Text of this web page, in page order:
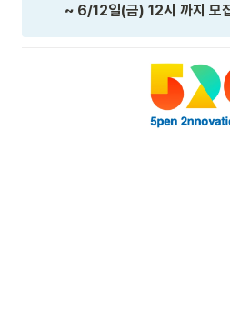
~ 6/12일(금) 12시 까지 모